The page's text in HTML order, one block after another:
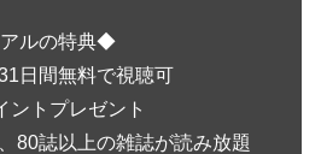
ルの特典◆
日間無料で視聴可
トプレゼント
誌以上の雑誌が読み放題